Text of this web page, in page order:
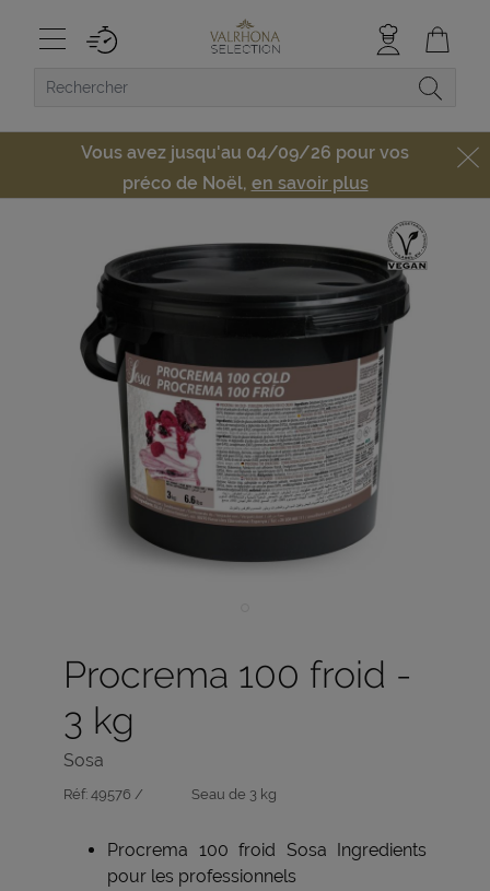
Vous avez jusqu'au 04/09/26 pour vos
préco de Noël, en savoir plus
Procrema 100 froid -
3 kg
Sosa
Réf: 49576 / Seau de 3 kg
Procrema 100 froid Sosa Ingredients
pour les professionnels